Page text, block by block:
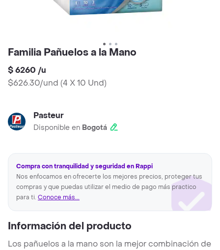
Familia Pañuelos a la Mano
$ 6260 /u
$626.30/und (4 X 10 Und)
Pasteur
Disponible en Bogotá
Compra con tranquilidad y seguridad en Rappi
Nos enfocamos en ofrecerte los mejores precios, proteger tus
compras y que puedas utilizar el medio de pago más practico
para ti. Conoce más...
Información del producto
Los pañuelos a la mano son la mejor combinación de